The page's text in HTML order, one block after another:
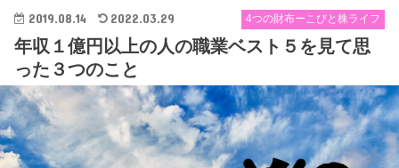
4つの財布ーこびと株ライフ
2019.08.14 2022.03.29
年収１億円以上の人の職業ベスト５を見て思
った３つのこと